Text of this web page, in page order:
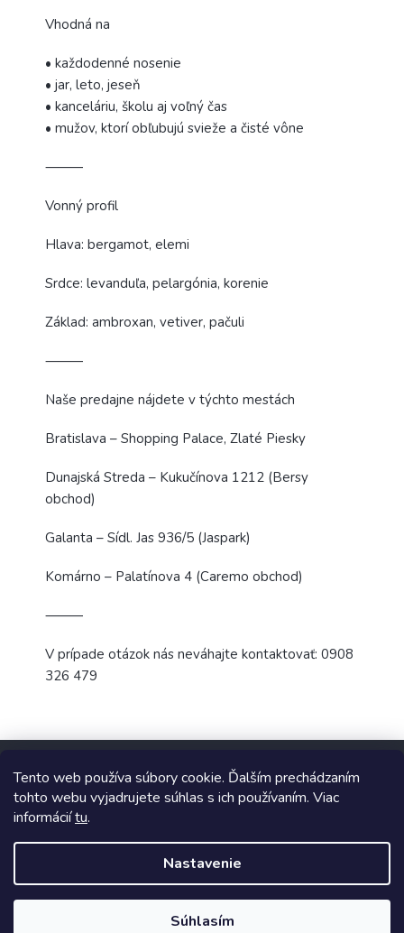
Tento web používa súbory cookie. Ďalším prechádzaním
tohto webu vyjadrujete súhlas s ich používaním. Viac
informáciítu.
Nastavenie
Súhlasím
Vhodná na
• každodenné nosenie
• jar, leto, jeseň
• kanceláriu, školu aj voľný čas
• mužov, ktorí obľubujú svieže a čisté vône
⸻
Vonný profil
Hlava: bergamot, elemi
Srdce: levanduľa, pelargónia, korenie
Základ: ambroxan, vetiver, pačuli
⸻
Naše predajne nájdete v týchto mestách
Bratislava – Shopping Palace, Zlaté Piesky
Dunajská Streda – Kukučínova 1212 (Bersy
obchod)
Galanta – Sídl. Jas 936/5 (Jaspark)
Komárno – Palatínova 4 (Caremo obchod)
⸻
V prípade otázok nás neváhajte kontaktovať: 0908
326 479
Copyright 2026TopUpParfémy. Všetky práva vyhradené.
Vytvoril Shoptet